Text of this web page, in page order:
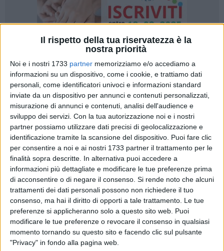
Il rispetto della tua riservatezza è la
nostra priorità
Noi e i nostri 1733 partner memorizziamo e/o accediamo a
informazioni su un dispositivo, come i cookie, e trattiamo dati
personali, come identificatori univoci e informazioni standard
inviate da un dispositivo per annunci e contenuti personalizzati,
misurazione di annunci e contenuti, analisi dell'audience e
sviluppo dei servizi. Con la tua autorizzazione noi e i nostri
partner possiamo utilizzare dati precisi di geolocalizzazione e
identificazione tramite la scansione del dispositivo. Puoi fare clic
per consentire a noi e ai nostri 1733 partner il trattamento per le
finalità sopra descritte. In alternativa puoi accedere a
informazioni più dettagliate e modificare le tue preferenze prima
di acconsentire o di negare il consenso. Si rende noto che alcuni
trattamenti dei dati personali possono non richiedere il tuo
consenso, ma hai il diritto di opporti a tale trattamento. Le tue
preferenze si applicheranno solo a questo sito web. Puoi
modificare le tue preferenze o revocare il consenso in qualsiasi
momento tornando su questo sito e facendo clic sul pulsante
"Privacy" in fondo alla pagina web.
GIANLUCA BATTISTA
Domani, venerdì 22 maggio, alle ore 20.00, sotto il porticato
di Palazzo di Città, avverrà la benedizione dell'altare
dedicato allaMadonna di Corsignano,presentenella sede
del Comitato Feste Patronali,guidato da Pietro Sifo.
A benedirlo sarà l'amministratore parrocchiale di Santa
Maria Assunta,Padre Francesco Depalo, alla presenza delle
autorità civili cittadine. L'invito ai fedeli ed alla cittadinanza